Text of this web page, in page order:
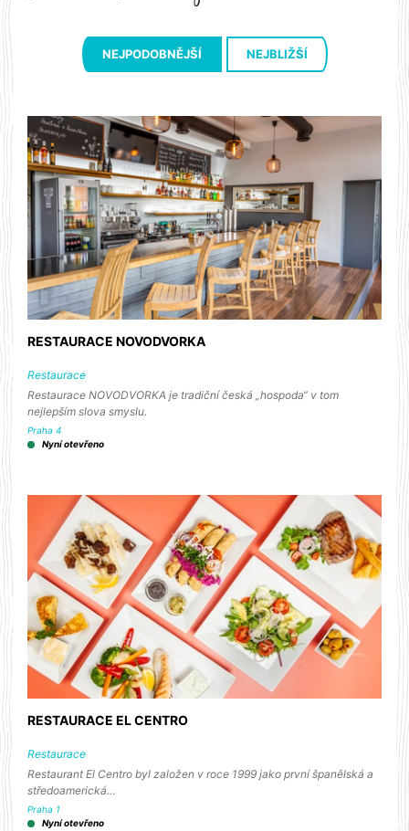
NEJPODOBNĚJŠÍ NEJBLIŽŠÍ
RESTAURACE NOVODVORKA
Restaurace
Restaurace NOVODVORKA je tradiční česká „hospoda“ v tom
nejlepším slova smyslu.
Praha 4
Nyní otevřeno
RESTAURACE EL CENTRO
Restaurace
Restaurant El Centro byl založen v roce 1999 jako první španělská a
středoamerická…
Praha 1
Nyní otevřeno